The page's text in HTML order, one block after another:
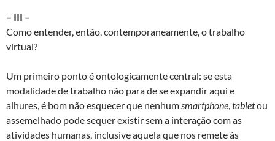
– III –
Como entender, então, contemporaneamente, o trabalho
virtual?
Um primeiro ponto é ontologicamente central: se esta
modalidade de trabalho não para de se expandir aqui e
alhures, é bom não esquecer que nenhumsmartphone,tabletou
assemelhado pode sequer existir sem a interação com as
atividades humanas, inclusive aquela que nos remete às